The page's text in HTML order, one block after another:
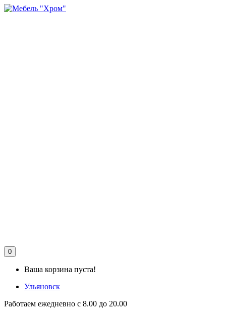
0
Ваша корзина пуста!
Ульяновск
Работаем ежедневно с 8.00 до 20.00